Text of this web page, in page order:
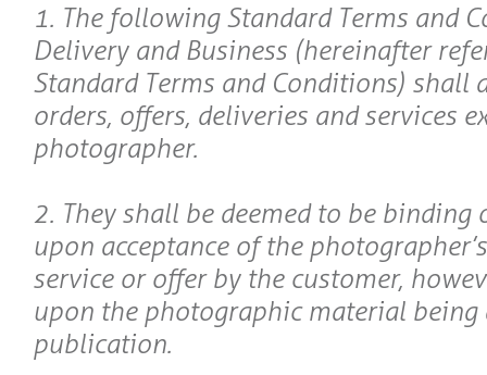
1. The following Standard Terms and
Delivery and Business (hereinafter
Standard Terms and Conditions) shall
orders, offers, deliveries and services
photographer.
2. They shall be deemed to be binding
upon acceptance of the
service or offer by the customer,
upon the photographic material being
publication.